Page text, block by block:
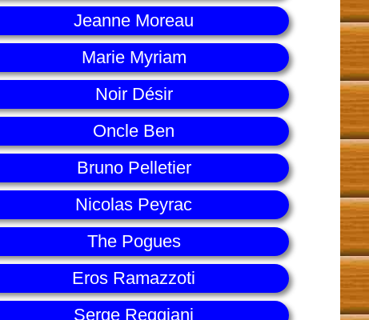
Jeanne Moreau
Marie Myriam
Noir Désir
Oncle Ben
Bruno Pelletier
Nicolas Peyrac
The Pogues
Eros Ramazzoti
Serge Reggiani